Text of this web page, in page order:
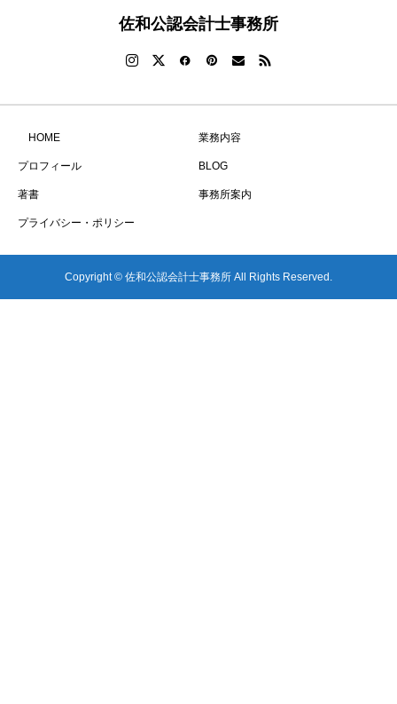
佐和公認会計士事務所
HOME 業務内容
プロフィール BLOG
著書 事務所案内
プライバシー・ポリシー
Copyright © 佐和公認会計士事務所 All Rights Reserved.